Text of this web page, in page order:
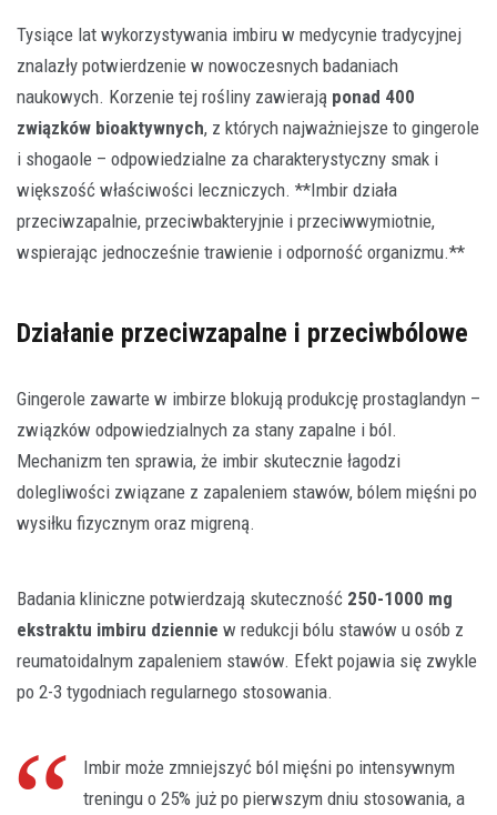
Tysiące lat wykorzystywania imbiru w medycynie tradycyjnej
znalazły potwierdzenie w nowoczesnych badaniach
naukowych. Korzenie tej rośliny zawierają ponad 400
związków bioaktywnych, z których najważniejsze to gingerole
i shogaole – odpowiedzialne za charakterystyczny smak i
większość właściwości leczniczych. **Imbir działa
przeciwzapalnie, przeciwbakteryjnie i przeciwwymiotnie,
wspierając jednocześnie trawienie i odporność organizmu.**
Działanie przeciwzapalne i przeciwbólowe
Gingerole zawarte w imbirze blokują produkcję prostaglandyn –
związków odpowiedzialnych za stany zapalne i ból.
Mechanizm ten sprawia, że imbir skutecznie łagodzi
dolegliwości związane z zapaleniem stawów, bólem mięśni po
wysiłku fizycznym oraz migreną.
Badania kliniczne potwierdzają skuteczność 250-1000 mg
ekstraktu imbiru dziennie w redukcji bólu stawów u osób z
reumatoidalnym zapaleniem stawów. Efekt pojawia się zwykle
po 2-3 tygodniach regularnego stosowania.
Imbir może zmniejszyć ból mięśni po intensywnym
treningu o 25% już po pierwszym dniu stosowania, a